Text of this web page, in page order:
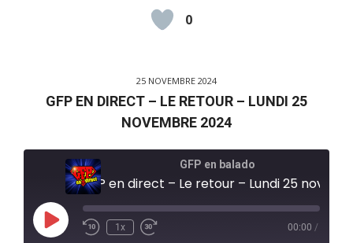
0
25 NOVEMBRE 2024
GFP EN DIRECT – LE RETOUR – LUNDI 25
NOVEMBRE 2024
GFP en balado
Play
Episode
1x 00:00 /